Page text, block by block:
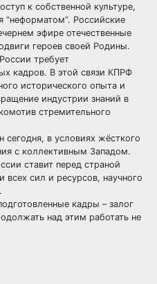
к собственной культуре,
“неформатом”. Российские
эфире отечественные
героев своей Родины.
требует
кадров. В этой связи КПРФ
исторического опыта и
индустрии знаний в
стремительного
сегодня, в условиях жёсткого
с коллективным Западом.
ставит перед страной
всех сил и ресурсов, научного
кадры – залог
над этим работать не